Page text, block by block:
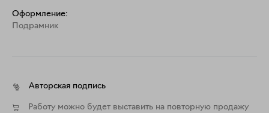
Оформление:
Подрамник
Авторская подпись
Работу можно будет выставить на повторную продажу